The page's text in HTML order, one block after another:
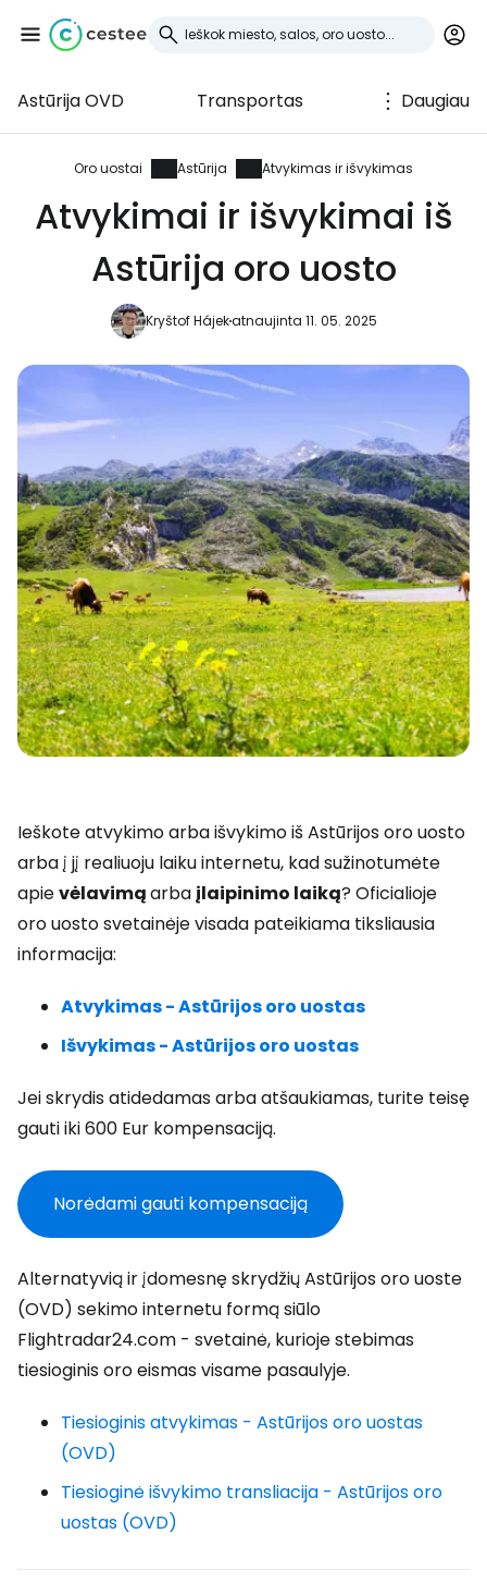
Astūrija OVD Transportas Daugiau
Oro uostai Astūrija Atvykimas ir išvykimas
Atvykimai ir išvykimai iš
Astūrija oro uosto
Kryštof Hájekatnaujinta 11. 05. 2025
Ieškote atvykimo arba išvykimo iš Astūrijos oro uosto
arba į jį realiuoju laiku internetu, kad sužinotumėte
apievėlavimąarbaįlaipinimo laiką? Oficialioje
oro uosto svetainėje visada pateikiama tiksliausia
informacija:
Atvykimas - Astūrijos oro uostas
Išvykimas - Astūrijos oro uostas
Jei skrydis atidedamas arba atšaukiamas, turite teisę
gauti iki 600 Eur kompensaciją.
Norėdami gauti kompensaciją
Alternatyvią ir įdomesnę skrydžių Astūrijos oro uoste
(OVD) sekimo internetu formą siūlo
Flightradar24.com - svetainė, kurioje stebimas
tiesioginis oro eismas visame pasaulyje.
Tiesioginis atvykimas - Astūrijos oro uostas
(OVD)
Tiesioginė išvykimo transliacija - Astūrijos oro
uostas (OVD)
Prisijunkite prie
Cestee
... pasaulinė kelionių bendruomenė
Tęsti su Google
Tęsti su Facebook
Tęsti el. paštu